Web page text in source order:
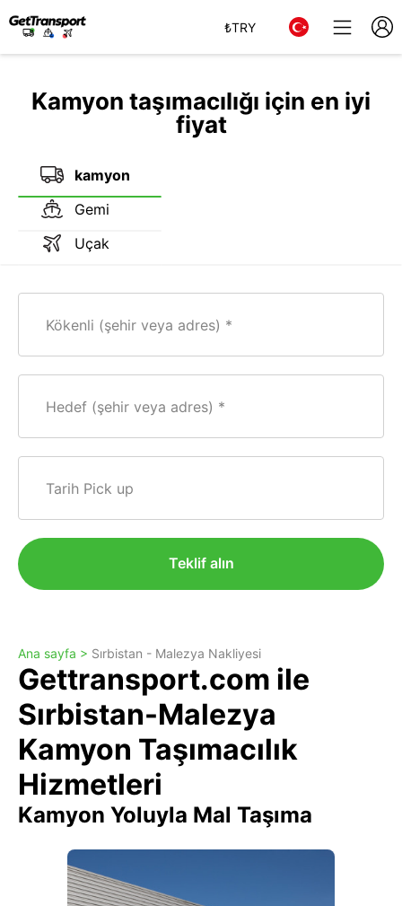
₺TRY
Kamyon taşımacılığı için en iyi
fiyat
kamyon
Gemi
Uçak
Kökenli (şehir veya adres)
Hedef (şehir veya adres)
Tarih Pick up
Teklif alın
Ana sayfa > Sırbistan - Malezya Nakliyesi
Gettransport.com ile
Sırbistan-Malezya
Kamyon Taşımacılık
Hizmetleri
Kamyon Yoluyla Mal Taşıma